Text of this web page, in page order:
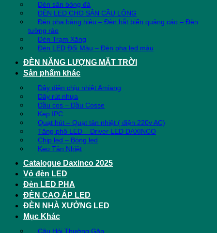
Đèn sân bóng đá
ĐÈN LED CHO SÂN CẦU LÔNG
Đèn pha bảng hiệu – Đèn hắt biển quảng cáo – Đèn
tường rào
Đèn Trạm Xăng
Đèn LED Đổi Màu – Đèn pha led màu
ĐÈN NĂNG LƯỢNG MẶT TRỜI
Sản phẩm khác
Dây điện chịu nhiệt Amiang
Dây rút nhựa
Đầu cos – Đầu Cosse
Kẹp IPC
Quạt hút – Quạt tản nhiệt ( điện 220v AC)
Tăng phô LED – Driver LED DAXINCO
Chip led – Bóng led
Keo Tản Nhiệt
Catalogue Daxinco 2025
Vỏ đèn LED
Đèn LED PHA
ĐÈN CAO ÁP LED
ĐÈN NHÀ XƯỞNG LED
Mục Khác
Câu Hỏi Thường Gặp